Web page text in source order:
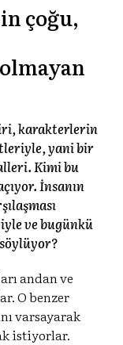
çoğu,
karakterlerin
yani bir
Kimi bu
İnsanın
ve bugünkü
andan ve
O benzer
varsayarak
istiyorlar.